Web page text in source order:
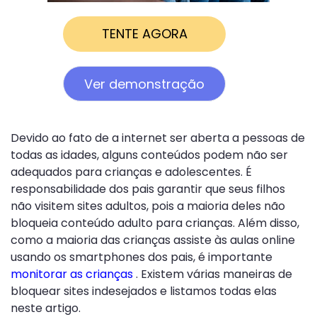
TENTE AGORA
Ver demonstração
Devido ao fato de a internet ser aberta a pessoas de
todas as idades, alguns conteúdos podem não ser
adequados para crianças e adolescentes. É
responsabilidade dos pais garantir que seus filhos
não visitem sites adultos, pois a maioria deles não
bloqueia conteúdo adulto para crianças. Além disso,
como a maioria das crianças assiste às aulas online
usando os smartphones dos pais, é importante
monitorar as crianças. Existem várias maneiras de
bloquear sites indesejados e listamos todas elas
neste artigo.